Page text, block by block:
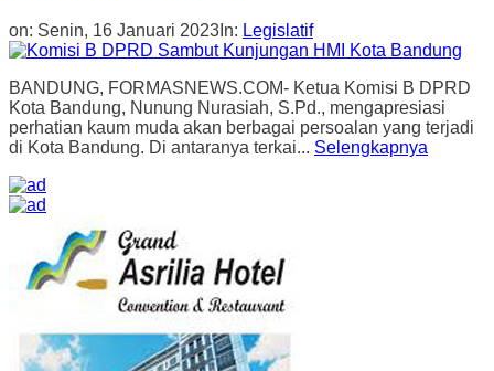
on: Senin, 16 Januari 2023 In: Legislatif
BANDUNG, FORMASNEWS.COM- Ketua Komisi B DPRD
Kota Bandung, Nunung Nurasiah, S.Pd., mengapresiasi
perhatian kaum muda akan berbagai persoalan yang terjadi
di Kota Bandung. Di antaranya terkai... Selengkapnya